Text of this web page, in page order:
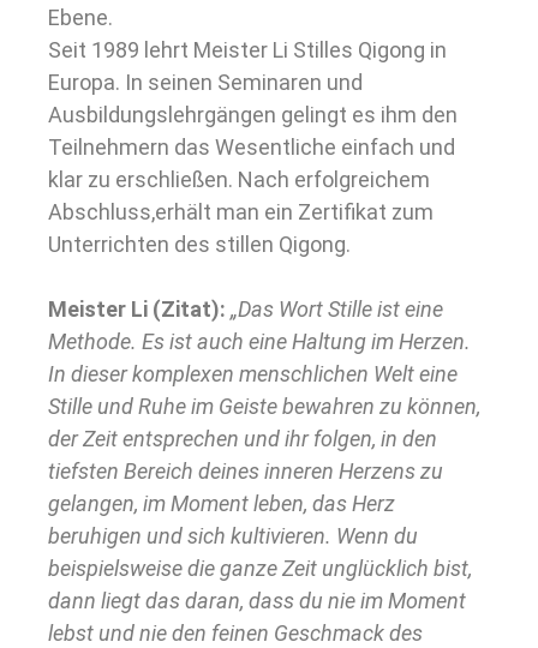
Ebene.
Seit 1989 lehrt Meister Li Stilles Qigong in
Europa. In seinen Seminaren und
Ausbildungslehrgängen gelingt es ihm den
Teilnehmern das Wesentliche einfach und
klar zu erschließen. Nach erfolgreichem
Abschluss,erhält man ein Zertifikat zum
Unterrichten des stillen Qigong.
Meister Li (Zitat): „Das Wort Stille ist eine
Methode. Es ist auch eine Haltung im Herzen.
In dieser komplexen menschlichen Welt eine
Stille und Ruhe im Geiste bewahren zu können,
der Zeit entsprechen und ihr folgen, in den
tiefsten Bereich deines inneren Herzens zu
gelangen, im Moment leben, das Herz
beruhigen und sich kultivieren. Wenn du
beispielsweise die ganze Zeit unglücklich bist,
dann liegt das daran, dass du nie im Moment
lebst und nie den feinen Geschmack des